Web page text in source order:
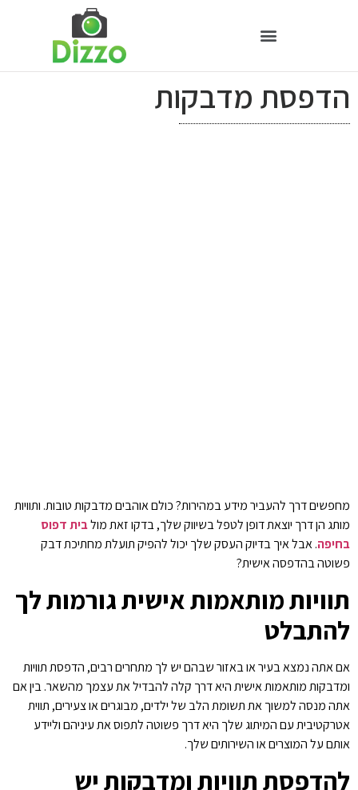
הדפסת מדבקות
מחפשים דרך להעביר מידע במהירות? כולם אוהבים מדבקות טובות. ותוויות
מותג הן דרך יוצאת דופן לטפל בשיווק שלך, בדקו זאת מולבית דפוס
בחיפה. אבל איך בדיוק העסק שלך יכול להפיק תועלת מחתיכת דבק
פשוטה בהדפסה אישית?
תוויות מותאמות אישית גורמות לך
להתבלט
אם אתה נמצא בעיר או באזור שבהם יש לך מתחרים רבים, הדפסת תוויות
ומדבקות מותאמות אישית היא דרך קלה להבדיל את עצמך מהשאר. בין אם
אתה מנסה למשוך את תשומת הלב של ילדים, מבוגרים או צעירים, תווית
אטרקטיבית עם המיתוג שלך היא דרך פשוטה לתפוס את עיניהם וליידע
אותם על המוצרים או השירותים שלך.
להדפסת תוויות ומדבקות יש